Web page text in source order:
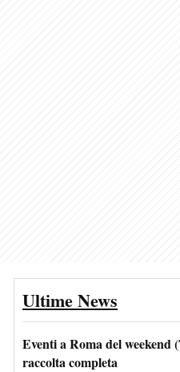
Ultime News
Eventi a Roma del weekend
raccolta completa